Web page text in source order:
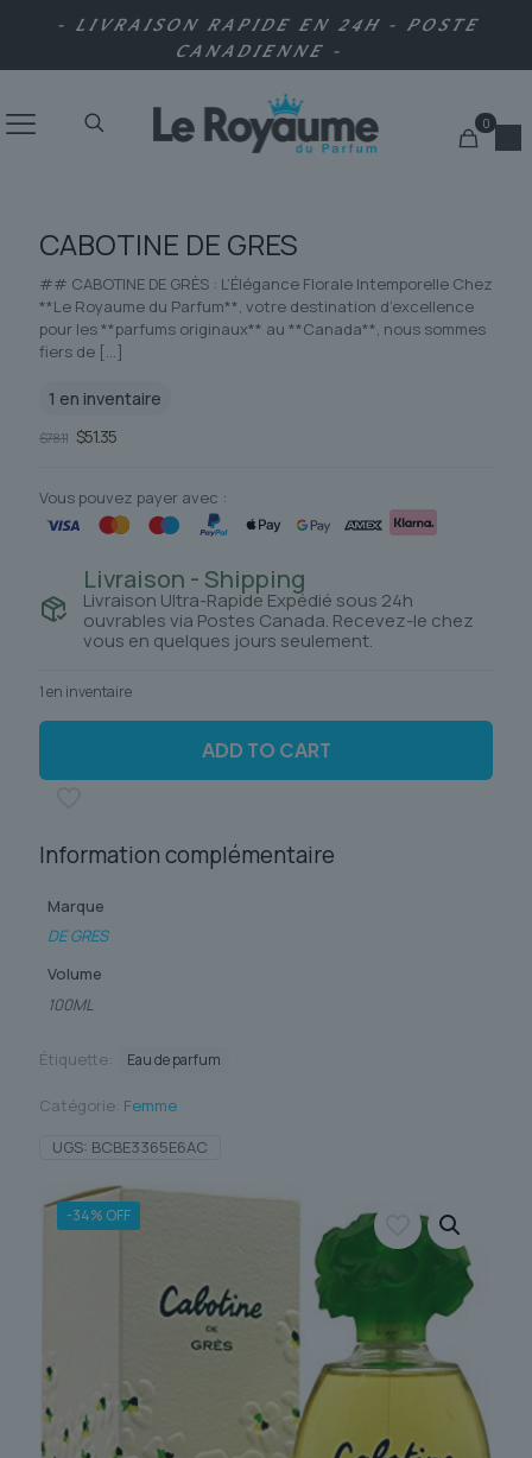
- LIVRAISON RAPIDE EN 24H - POSTE
CANADIENNE -
0
-34% OFF
CABOTINE DE GRES
## CABOTINE DE GRÈS : L’Élégance Florale Intemporelle Chez
**Le Royaume du Parfum**, votre destination d’excellence
pour les **parfums originaux** au **Canada**, nous sommes
fiers de […]
1 en inventaire
$78.11 Le
était :
$78.11.
$51.35Le
est :
$51.35.
Vous pouvez payer avec :
Livraison - Shipping
Livraison Ultra-Rapide Expédié sous 24h
ouvrables via Postes Canada. Recevez-le chez
vous en quelques jours seulement.
1 en inventaire
ADD TO CART
Information complémentaire
Marque
DE GRES
Volume
100ML
Étiquette: Eau de parfum
Catégorie: Femme
UGS: BCBE3365E6AC